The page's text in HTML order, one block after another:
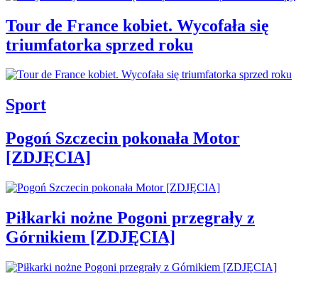
Tour de France kobiet. Wycofała się
triumfatorka sprzed roku
Sport
Pogoń Szczecin pokonała Motor
[ZDJĘCIA]
Piłkarki nożne Pogoni przegrały z
Górnikiem [ZDJĘCIA]